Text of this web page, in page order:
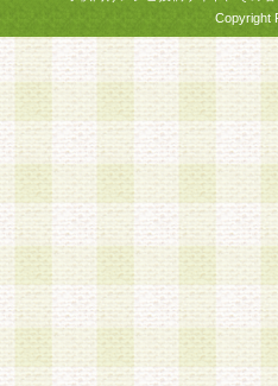
Copyright